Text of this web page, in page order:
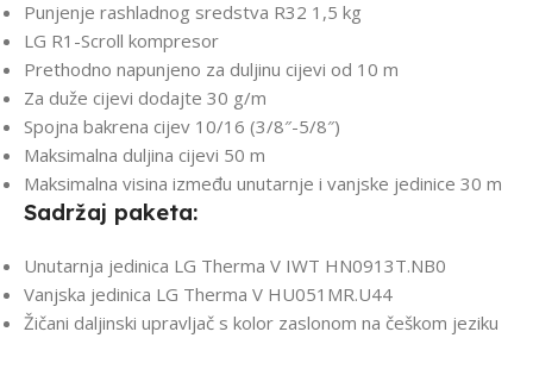
Punjenje rashladnog sredstva R32 1,5 kg
LG R1-Scroll kompresor
Prethodno napunjeno za duljinu cijevi od 10 m
Za duže cijevi dodajte 30 g/m
Spojna bakrena cijev 10/16 (3/8″-5/8″)
Maksimalna duljina cijevi 50 m
Maksimalna visina između unutarnje i vanjske jedinice 30 m
Sadržaj paketa:
Unutarnja jedinica LG Therma V IWT HN0913T.NB0
Vanjska jedinica LG Therma V HU051MR.U44
Žičani daljinski upravljač s kolor zaslonom na češkom jeziku